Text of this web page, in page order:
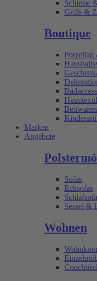
Schirme
Grills &
Boutique
Porzellan
Bettwaren
Marken
Angebote
Sofas
Ecksofas
Sessel &
Wohnen